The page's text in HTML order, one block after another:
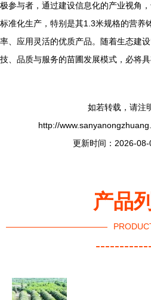
极参与者，通过建设信息化的产业视角
标准化生产，特别是其1.3米规格的营养
率、应用灵活的优质产品。随着生态建
技、品质与服务的苗圃发展模式，必将具
如若转载，请注
http://
更新时间：2026-
产品